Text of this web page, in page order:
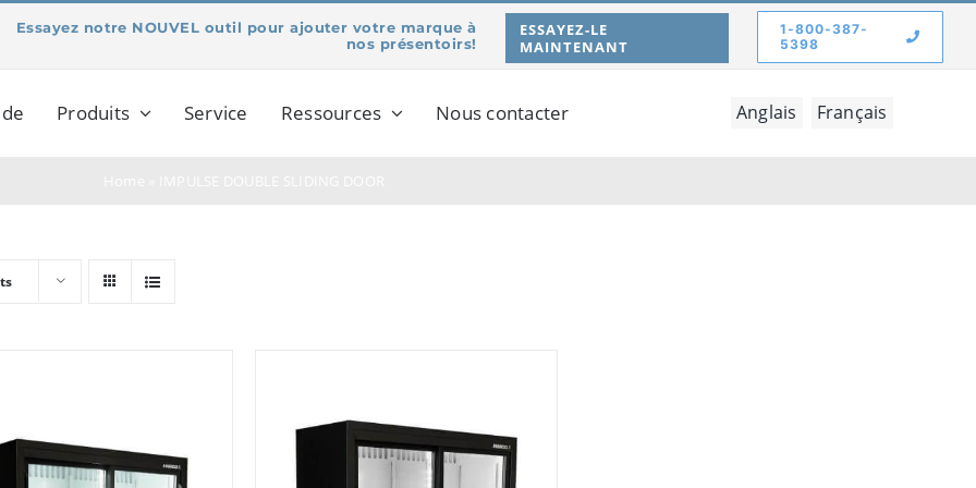
Essayez notre NOUVEL outil pour ajouter votre marque à
nos présentoirs!
ESSAYEZ-LE
MAINTENANT
1-800-387-
5398
Produits Service Ressources Nous contacter Anglais Français